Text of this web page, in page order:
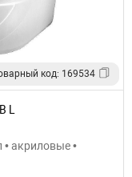
код: 169534
L
акриловые •